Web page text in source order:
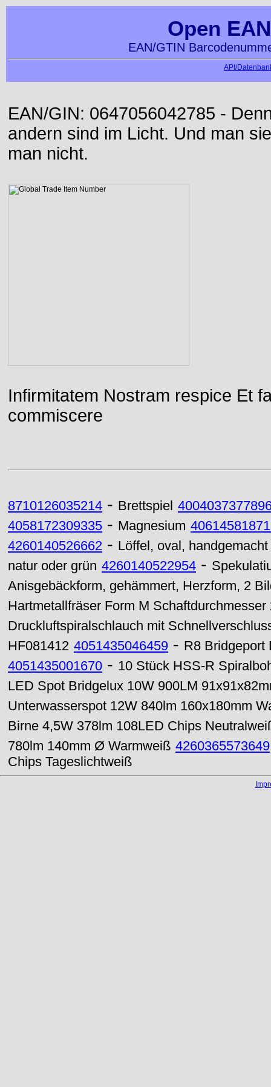
Open
EAN/GTIN
API/
EAN/GIN: 0647056042785 -
andern sind im Licht. Und man
man nicht.
Infirmitatem Nostram respice Et
commiscere
8710126035214 - Brettspiel
4058172309335 - Magnesium
4260140526662 - Löffel, oval, handgemacht
natur oder grün 4260140522954 -
Anisgebäckform, gehämmert, Herzform, 2
Hartmetallfräser Form M Schaftdurchmesser
Druckluftspiralschlauch mit
HF081412 4051435046459 - R8 Bridgeport
4051435001670 - 10 Stück HSS-R
LED Spot Bridgelux 10W 900LM
Unterwasserspot 12W 840lm 160x180mm
Birne 4,5W 378lm 108LED Chips
780lm 140mm Ø Warmweiß 4260365573649
Chips Tageslichtweiß